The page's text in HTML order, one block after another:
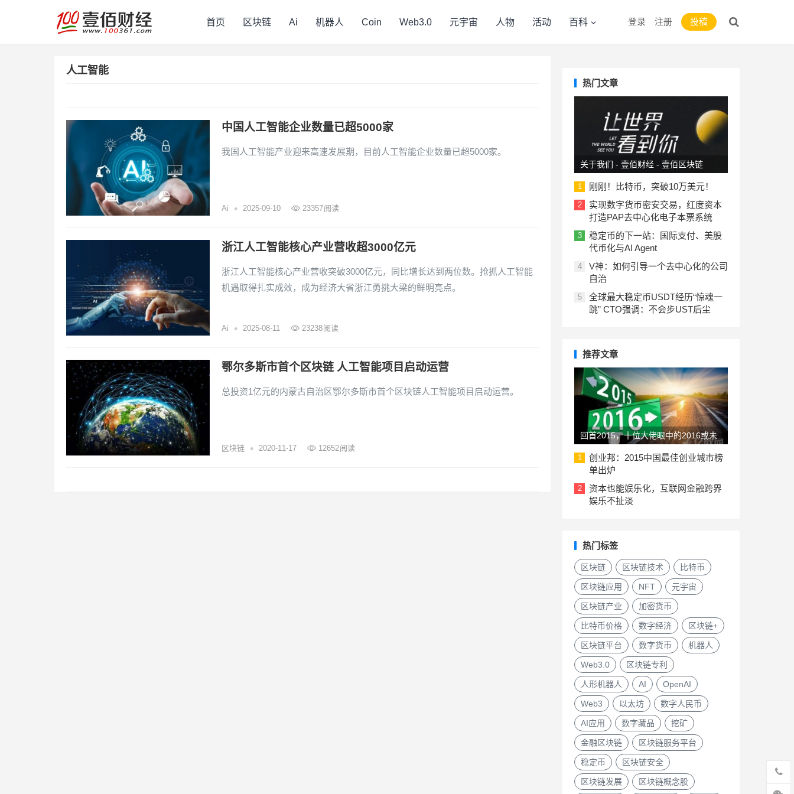
首页 区块链 Ai 机器人 Coin Web3.0 元宇宙 人物 活动 百科 登录 注册 投稿
人工智能
中国人工智能企业数量已超5000家
Ai • 2025-09-10 23357阅读
我国人工智能产业迎来高速发展期，目前人工智能企业数量已超5000家。
浙江人工智能核心产业营收超3000亿元
Ai • 2025-08-11 23238阅读
浙江人工智能核心产业营收突破3000亿元，同比增长达到两位数。抢抓人工智能
机遇取得扎实成效，成为经济大省浙江勇挑大梁的鲜明亮点。
鄂尔多斯市首个区块链 人工智能项目启动运营
区块链 • 2020-11-17 12652阅读
总投资1亿元的内蒙古自治区鄂尔多斯市首个区块链人工智能项目启动运营。
热门文章
关于我们 - 壹佰财经 - 壹佰区块链
1 刚刚！比特币，突破10万美元！
2
实现数字货币密安交易，红度资本
打造PAP去中心化电子本票系统
3
稳定币的下一站：国际支付、美股
代币化与AI Agent
4
V神：如何引导一个去中心化的公司
自治
5
全球最大稳定币USDT经历“惊魂一
跳” CTO强调：不会步UST后尘
推荐文章
回首2015，十位大佬眼中的2016或未
来的创业趋势
1
创业邦：2015中国最佳创业城市榜
单出炉
2
资本也能娱乐化，互联网金融跨界
娱乐不扯淡
热门标签
区块链 区块链技术 比特币
区块链应用 NFT 元宇宙
区块链产业 加密货币
比特币价格 数字经济 区块链+
区块链平台 数字货币 机器人
Web3.0 区块链专利
人形机器人 AI OpenAI
Web3 以太坊 数字人民币
AI应用 数字藏品 挖矿
金融区块链 区块链服务平台
稳定币 区块链安全
区块链发展 区块链概念股